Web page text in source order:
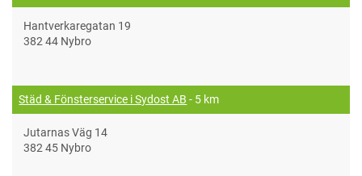
Hantverkaregatan 19
382 44 Nybro
Städ & Fönsterservice i Sydost AB - 5 km
Jutarnas Väg 14
382 45 Nybro